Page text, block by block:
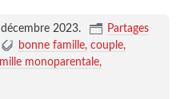
2023.
Partages
bonne famille couple
monoparentale